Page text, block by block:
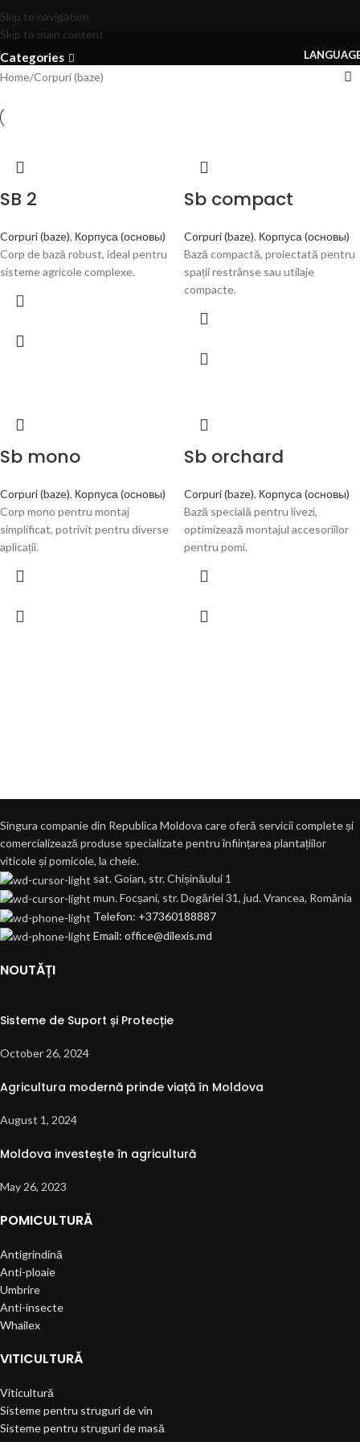
Skip to navigation
Skip to main content
Corpuri (baze)
Categories
Home Corpuri (baze)
SB 2
Corpuri (baze), Корпуса (основы)
Corp de bază robust, ideal pentru
sisteme agricole complexe.
Sb compact
Corpuri (baze), Корпуса (основы)
Bază compactă, proiectată pentru
spații restrânse sau utilaje
compacte.
Sb mono
Corpuri (baze), Корпуса (основы)
Corp mono pentru montaj
simplificat, potrivit pentru diverse
aplicații.
Sb orchard
Corpuri (baze), Корпуса (основы)
Bază specială pentru livezi,
optimizează montajul accesoriilor
pentru pomi.
Singura companie din Republica Moldova care oferă servicii complete și
comercializează produse specializate pentru înființarea plantațiilor
viticole și pomicole, la cheie.
sat. Goian, str. Chișinăului 1
mun. Focșani, str. Dogăriei 31, jud. Vrancea, România
Telefon: +37360188887
Email: office@dilexis.md
NOUTĂȚI
Sisteme de Suport și Protecție
October 26, 2024
Agricultura modernă prinde viață în Moldova
August 1, 2024
Moldova investește în agricultură
May 26, 2023
POMICULTURĂ
Antigrindină
Anti-ploaie
Umbrire
Anti-insecte
Whailex
VITICULTURĂ
Viticultură
Sisteme pentru struguri de vin
Sisteme pentru struguri de masă